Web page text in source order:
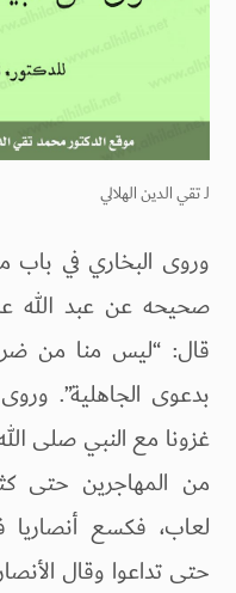
لـتقي الدين الهلالي
وروى البخاري في
صحيحه عن عبد الله
قال: “ليس منا من
بدعوى الجاهلية”.
غزونا مع النبي صلى
من المهاجرين حتى
لعاب، فكسع
حتى تداعوا وقال